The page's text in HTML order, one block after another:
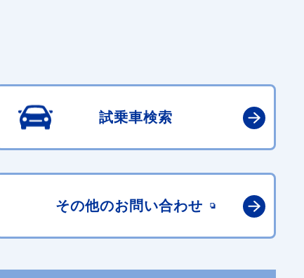
試乗車検索
その他のお問い合わせ